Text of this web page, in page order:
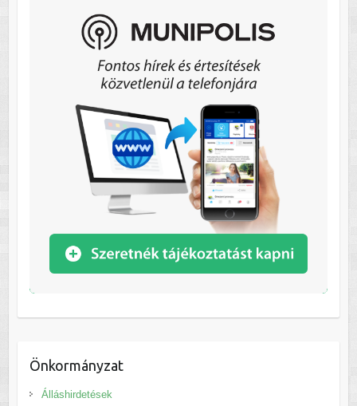
Önkormányzat
Álláshirdetések